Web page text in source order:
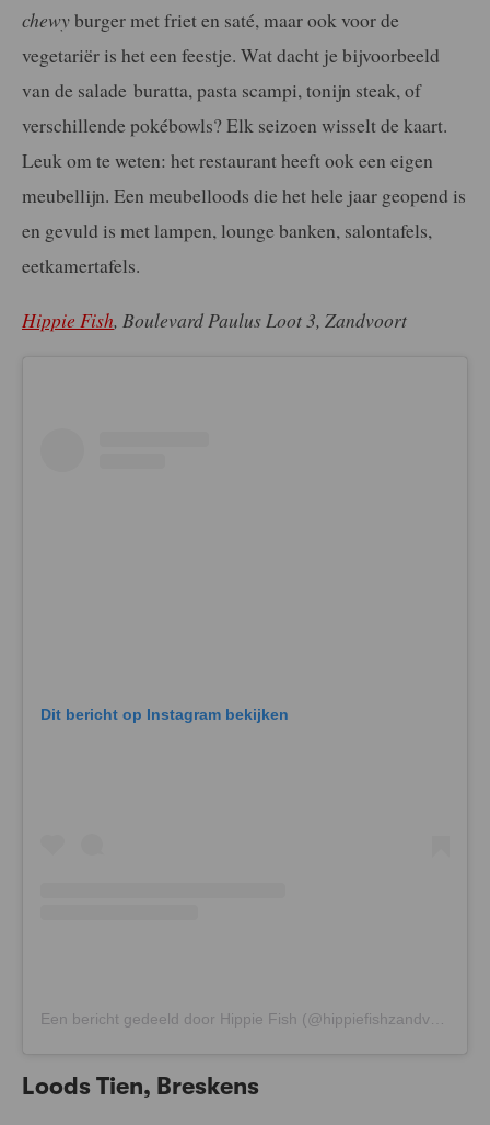
chewyburger met friet en saté, maar ook voor de
vegetariër is het een feestje. Wat dacht je bijvoorbeeld
van de salade buratta, pasta scampi, tonijn steak, of
verschillende pokébowls? Elk seizoen wisselt de kaart.
Leuk om te weten: het restaurant heeft ook een eigen
meubellijn. Een meubelloods die het hele jaar geopend is
en gevuld is met lampen, lounge banken, salontafels,
eetkamertafels.
Hippie Fish, Boulevard Paulus Loot 3, Zandvoort
Dit bericht op Instagram bekijken
Loods Tien, Breskens